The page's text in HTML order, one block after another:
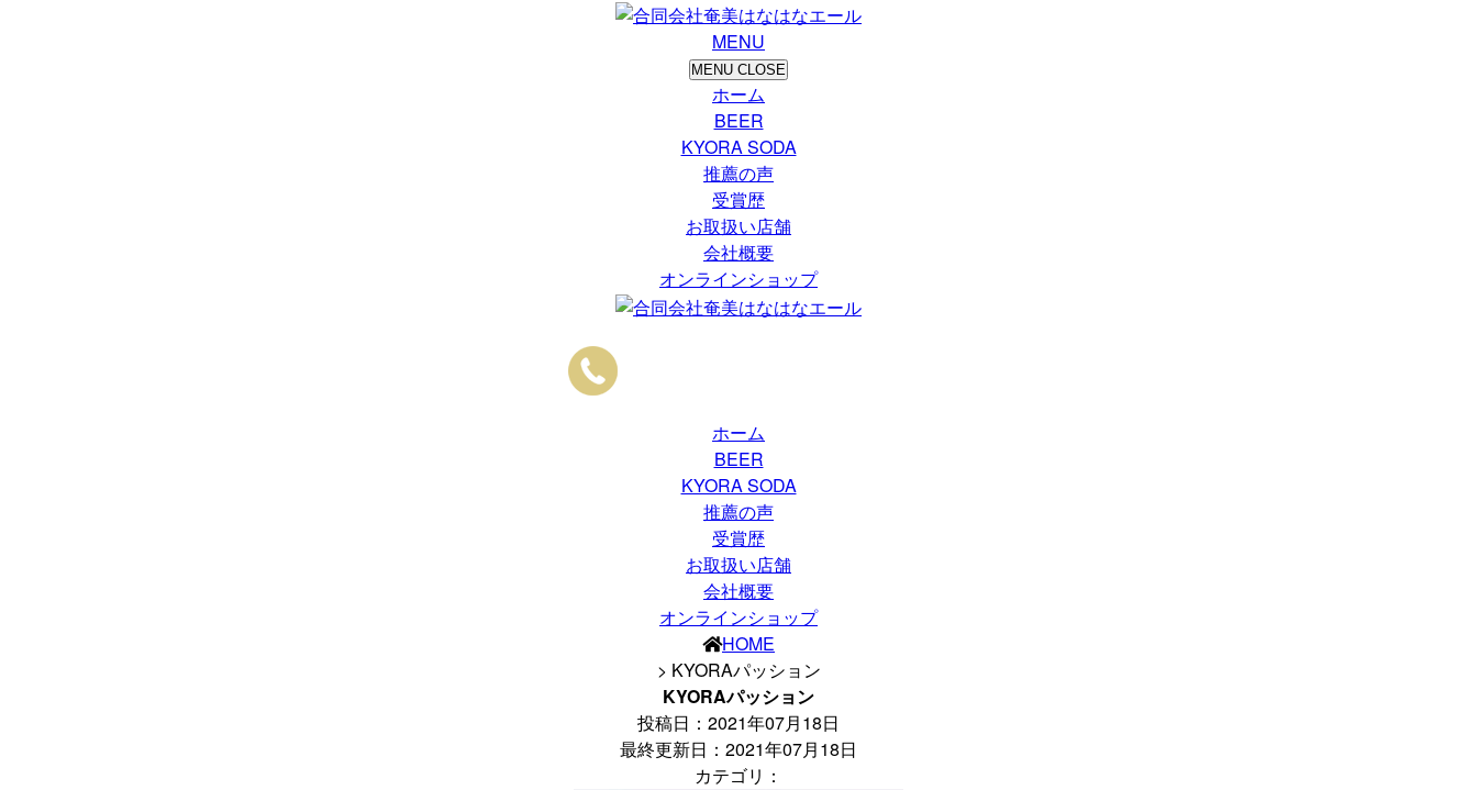
MENU
MENU CLOSE
ホーム
BEER
KYORA SODA
推薦の声
受賞歴
お取扱い店舗
会社概要
オンラインショップ
ホーム
BEER
KYORA SODA
推薦の声
受賞歴
お取扱い店舗
会社概要
オンラインショップ
HOME
> KYORAパッション
KYORAパッション
投稿日： 2021年07月18日
最終更新日：2021年07月18日
カテゴリ：